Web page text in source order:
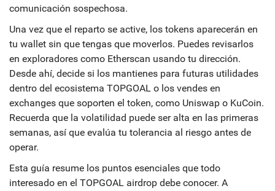
comunicación sospechosa.
Una vez que el reparto se active, los tokens aparecerán en
tu wallet sin que tengas que moverlos. Puedes revisarlos
en exploradores como Etherscan usando tu dirección.
Desde ahí, decide si los mantienes para futuras utilidades
dentro del ecosistema TOPGOAL o los vendes en
exchanges que soporten el token, como Uniswap o KuCoin.
Recuerda que la volatilidad puede ser alta en las primeras
semanas, así que evalúa tu tolerancia al riesgo antes de
operar.
Esta guía resume los puntos esenciales que todo
interesado en el TOPGOAL airdrop debe conocer. A